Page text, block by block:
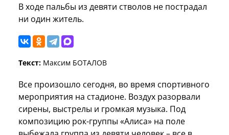
В ходе пальбы из девяти стволов не пострадал
ни один житель.
Текст: Максим БОТАЛОВ
Все произошло сегодня, во время спортивного
мероприятия на стадионе. Воздух разорвали
сирены, выстрелы и громкая музыка. Под
композицию рок-группы «Алиса» на поле